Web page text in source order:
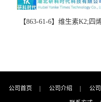
【863-61-6】维生素K2;四
方验证 -业务咨询联系-王
公司首页 公司介绍 公